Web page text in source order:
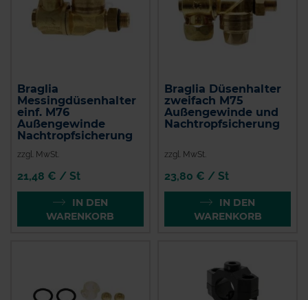
Braglia
Messingdüsenhalter
einf. M76
Außengewinde
Nachtropfsicherung
zzgl. MwSt.
21,48 € / St
IN DEN
WARENKORB
Braglia Düsenhalter
zweifach M75
Außengewinde und
Nachtropfsicherung
zzgl. MwSt.
23,80 € / St
IN DEN
WARENKORB